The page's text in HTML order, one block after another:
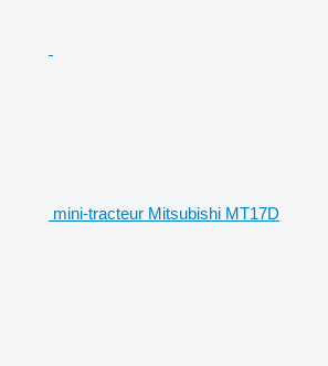
mini-tracteur Mitsubishi MT17D